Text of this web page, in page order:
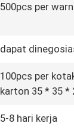
500pcs per
dapat
100pcs per
karton 35 * 35 *
5-8 hari kerja